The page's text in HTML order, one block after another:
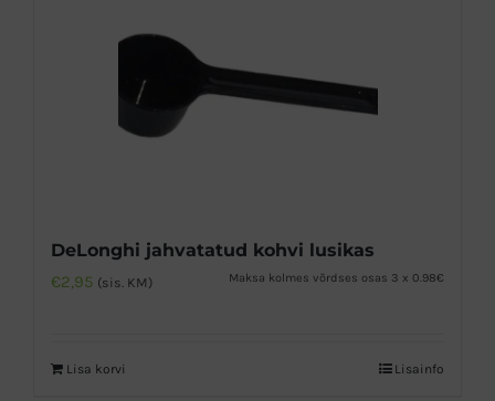
DeLonghi jahvatatud kohvi lusikas
€2,95 (sis. KM) Maksa kolmes võrdses osas 3 x 0.98€
Lisa korvi Lisainfo